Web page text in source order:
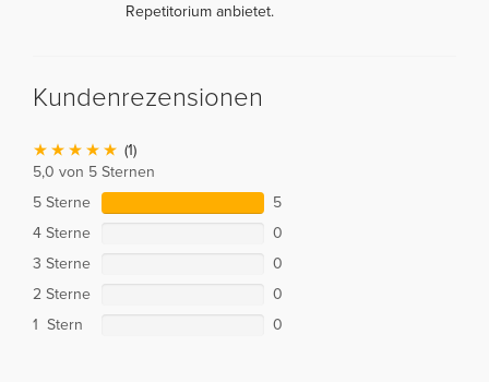
Repetitorium anbietet.
Kundenrezensionen
(1)
5,0 von 5 Sternen
5 Sterne
5
4 Sterne
0
3 Sterne
0
2 Sterne
0
1 Stern
0